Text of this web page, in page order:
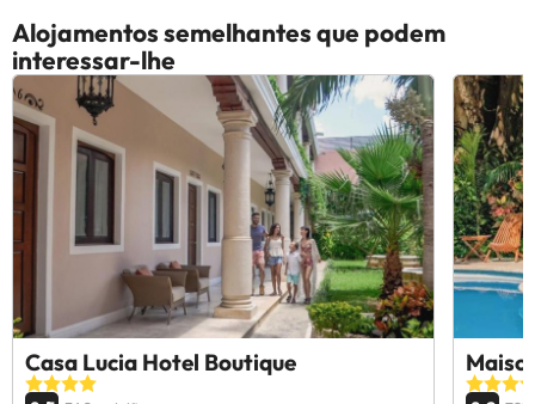
Alojamentos semelhantes que podem
interessar-lhe
Casa Lucia Hotel Boutique